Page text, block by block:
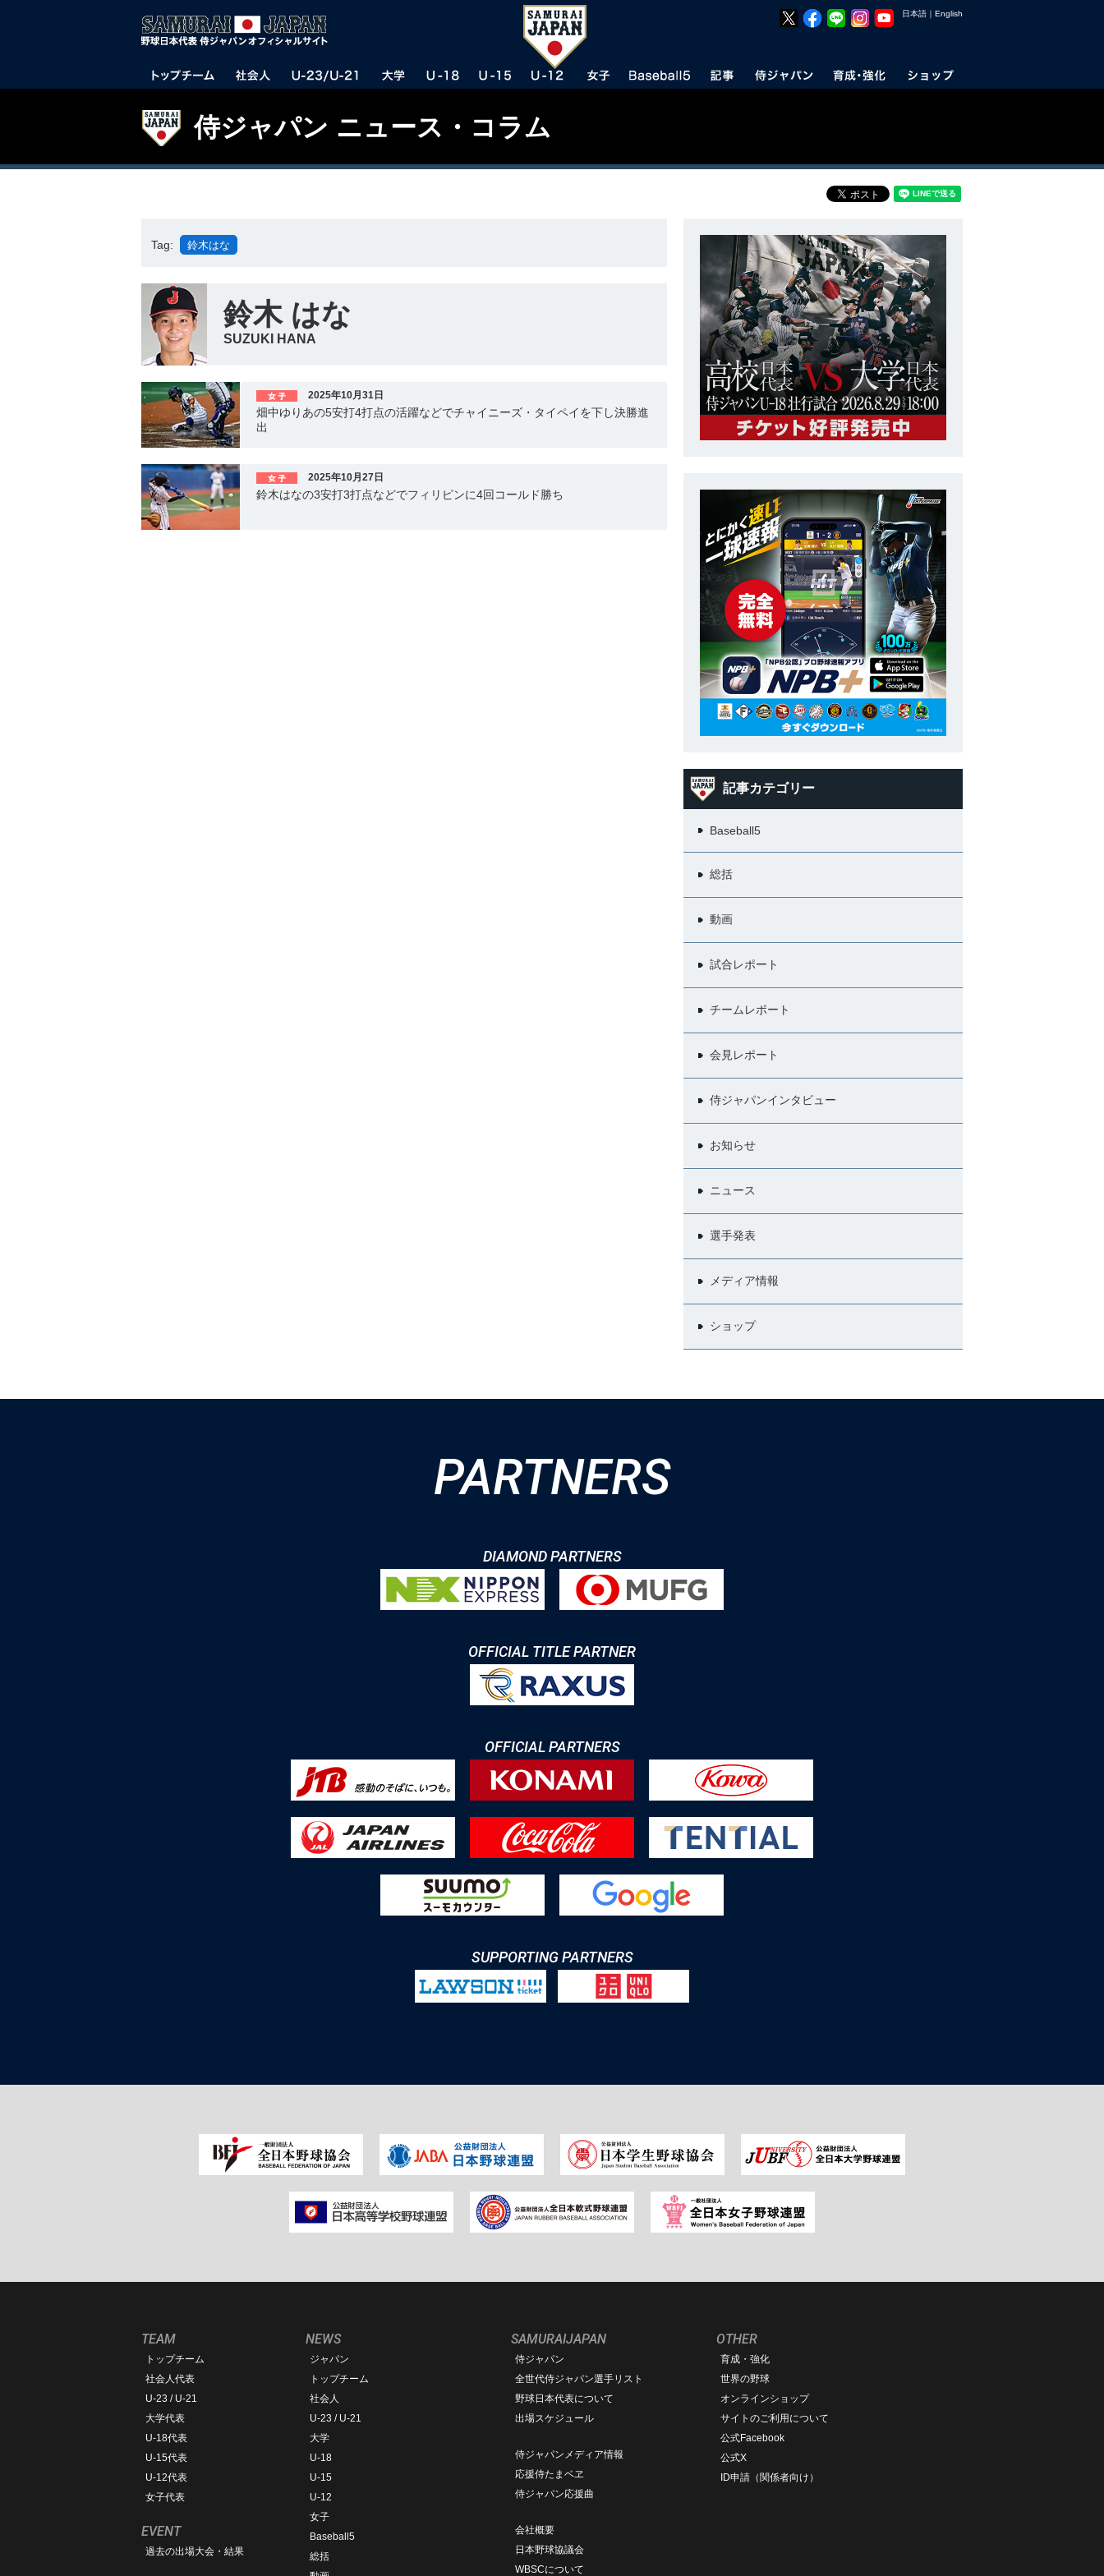
日本語 ｜ English
侍ジャパン ニュース・コラム
Tag: 鈴木はな
鈴木 はな
SUZUKI HANA
2025年10月31日
畑中ゆりあの5安打4打点の活躍などでチャイニーズ・タイペイを下し決勝進
出
2025年10月27日
鈴木はなの3安打3打点などでフィリピンに4回コールド勝ち
記事カテゴリー
Baseball5
総括
動画
試合レポート
チームレポート
会見レポート
侍ジャパンインタビュー
お知らせ
ニュース
選手発表
メディア情報
ショップ
PARTNERS
DIAMOND PARTNERS
OFFICIAL TITLE PARTNER
OFFICIAL PARTNERS
SUPPORTING PARTNERS
TEAM
トップチーム
社会人代表
U-23 / U-21
大学代表
U-18代表
U-15代表
U-12代表
女子代表
EVENT
過去の出場大会・結果
NEWS
ジャパン
トップチーム
社会人
U-23 / U-21
大学
U-18
U-15
U-12
女子
Baseball5
総括
SAMURAIJAPAN
侍ジャパン
全世代侍ジャパン選手リスト
野球日本代表について
出場スケジュール
侍ジャパンメディア情報
応援侍たまベヱ
侍ジャパン応援曲
会社概要
日本野球協議会
WBSCについて
OTHER
育成・強化
世界の野球
オンラインショップ
サイトのご利用について
公式Facebook
公式X
ID申請（関係者向け）